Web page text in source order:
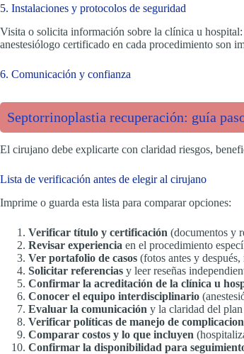
5. Instalaciones y protocolos de seguridad
Visita o solicita información sobre la clínica u hospital:
anestesiólogo certificado en cada procedimiento son
6. Comunicación y confianza
Septorrinoplastia recuperación: guía
El cirujano debe explicarte con claridad riesgos,
Lista de verificación antes de elegir al cirujano
Imprime o guarda esta lista para comparar opciones:
Verificar título y certificación (documentos y
Revisar experiencia en el procedimiento
Ver portafolio de casos (fotos antes y
Solicitar referencias y leer reseñas
Confirmar la acreditación de la clínica u
Conocer el equipo interdisciplinario
Evaluar la comunicación y la claridad del
Verificar políticas de manejo de
Comparar costos y lo que incluyen
Confirmar la disponibilidad para